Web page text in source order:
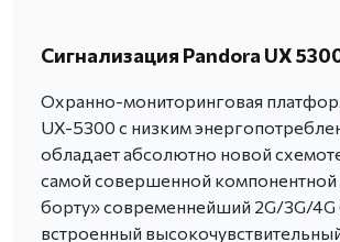
Сигнализация Pandora UX
Охранно-мониторинговая
UX-5300 с низким
обладает абсолютно новой
самой совершенной компонентной
борту» современнейший 2G/3G/
встроенный